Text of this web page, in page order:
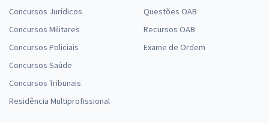
Concursos Jurídicos
Concursos Militares
Concursos Policiais
Concursos Saúde
Concursos Tribunais
Residência Multiprofissional
Questões OAB
Recursos OAB
Exame de Ordem